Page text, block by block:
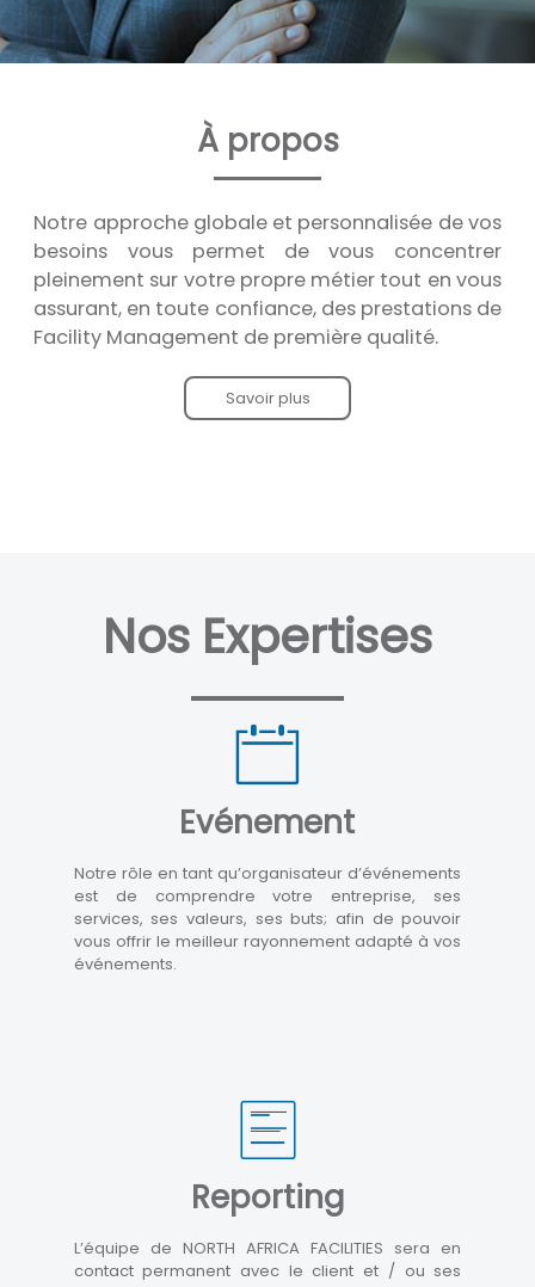
À propos
Notre approche globale et personnalisée de vos
besoins vous permet de vous concentrer
pleinement sur votre propre métier tout en vous
assurant, en toute confiance, des prestations de
Facility Management de première qualité.
Savoir plus
Nos Expertises
Evénement
Notre rôle en tant qu’organisateur d’événements
est de comprendre votre entreprise, ses
services, ses valeurs, ses buts; afin de pouvoir
vous offrir le meilleur rayonnement adapté à vos
événements.
Reporting
L’équipe de NORTH AFRICA FACILITIES sera en
contact permanent avec le client et / ou ses